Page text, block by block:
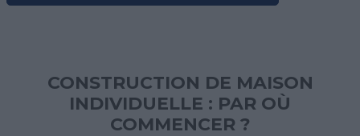
CONSTRUCTION DE MAISON
INDIVIDUELLE : PAR OÙ
COMMENCER ?